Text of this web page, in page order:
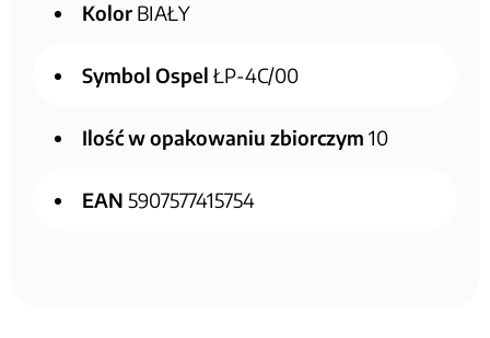
Kolor BIAŁY
Symbol Ospel ŁP-4C/00
Ilość w opakowaniu zbiorczym 10
EAN 5907577415754